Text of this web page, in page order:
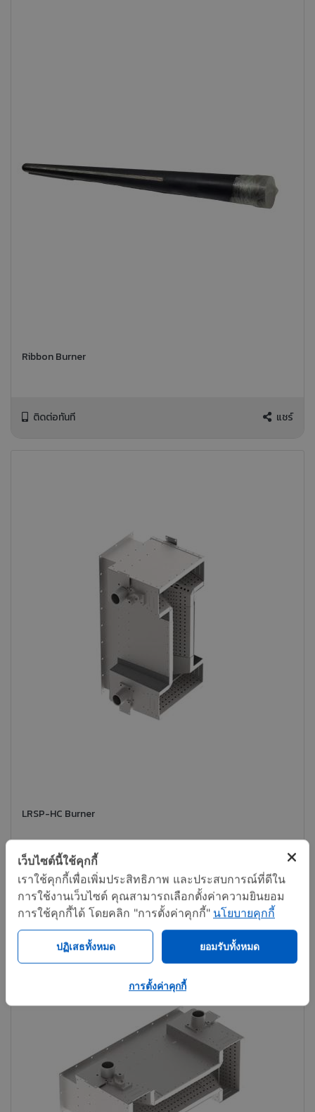
Ribbon Burner
ติดต่อทันที แชร์
LRSP-HC Burner
ติดต่อทันที แชร์
เว็บไซต์นี้ใช้คุกกี้
เราใช้คุกกี้เพื่อเพิ่มประสิทธิภาพ และประสบการณ์ที่ดีใน
การใช้งานเว็บไซต์ คุณสามารถเลือกตั้งค่าความยินยอม
การใช้คุกกี้ได้ โดยคลิก "การตั้งค่าคุกกี้" นโยบายคุกกี้
ปฏิเสธทั้งหมด ยอมรับทั้งหมด
การตั้งค่าคุกกี้